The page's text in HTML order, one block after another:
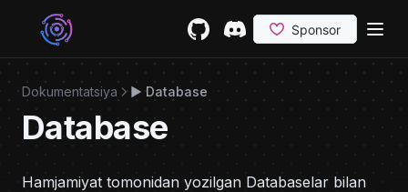
Skip to content
Dokumentatsiya ▶️ Database
Database
Hamjamiyat tomonidan yozilgan Databaselar bilan